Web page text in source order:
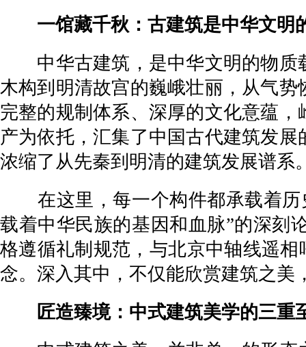
一馆藏千秋：古建筑是中华文明
中华古建筑，是中华文明的物质
木构到明清故宫的巍峨壮丽，从气
完整的规制体系、深厚的文化意蕴
产为依托，汇集了中国古代建筑发
浓缩了从先秦到明清的建筑发展谱系
在这里，每一个构件都承载着历
载着中华民族的基因和血脉”的深刻
格遵循礼制规范，与北京中轴线遥
念。深入其中，不仅能欣赏建筑之美
匠造臻境：中式建筑美学的三重